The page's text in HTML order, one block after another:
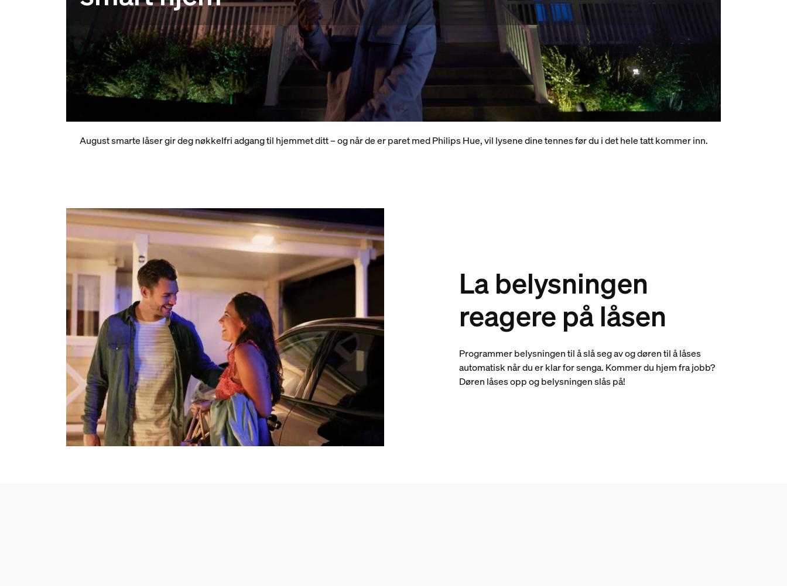
Nøkkelfri adgang, automatisert belysning
August smarte låser gir deg nøkkelfri adgang til hjemmet ditt – og når de er paret med Philips Hue, vil lysene dine tennes før du i det hele tatt kommer inn.
La belysningen
reagere på låsen
Programmer belysningen til å slå seg av og døren til å låses
automatisk når du er klar for senga. Kommer du hjem fra jobb?
Døren låses opp og belysningen slås på!